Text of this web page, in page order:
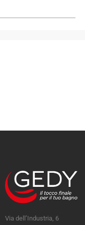
Via dell’Industria, 6